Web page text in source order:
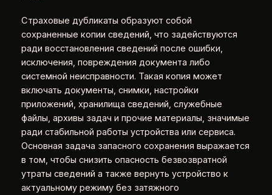
Страховые дубликаты образуют собой
сохраненные копии сведений, что задействуются
ради восстановления сведений после ошибки,
исключения, повреждения документа либо
системной неисправности. Такая копия может
включать документы, снимки, настройки
приложений, хранилища сведений, служебные
файлы, архивы задач и прочие материалы, значимые
ради стабильной работы устройства или сервиса.
Основная задача запасного сохранения выражается
в том, чтобы снизить опасность безвозвратной
утраты сведений а также вернуть устройство к
актуальному режиму без затяжного